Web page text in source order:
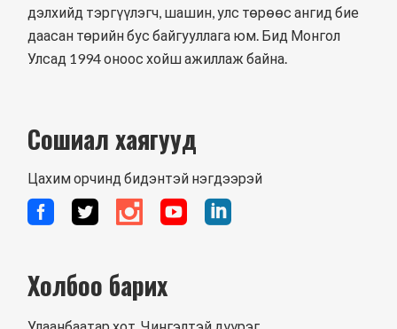
дэлхийд тэргүүлэгч, шашин, улс төрөөс ангид бие
даасан төрийн бус байгууллага юм. Бид Монгол
Улсад 1994 оноос хойш ажиллаж байна.
Сошиал хаягууд
Цахим орчинд бидэнтэй нэгдээрэй
Холбоо барих